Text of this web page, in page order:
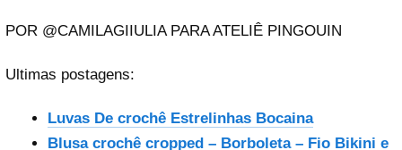
POR @CAMILAGIIULIA PARA ATELIÊ PINGOUIN
Ultimas postagens:
Luvas De crochê Estrelinhas Bocaina
Blusa crochê cropped – Borboleta – Fio Bikini e